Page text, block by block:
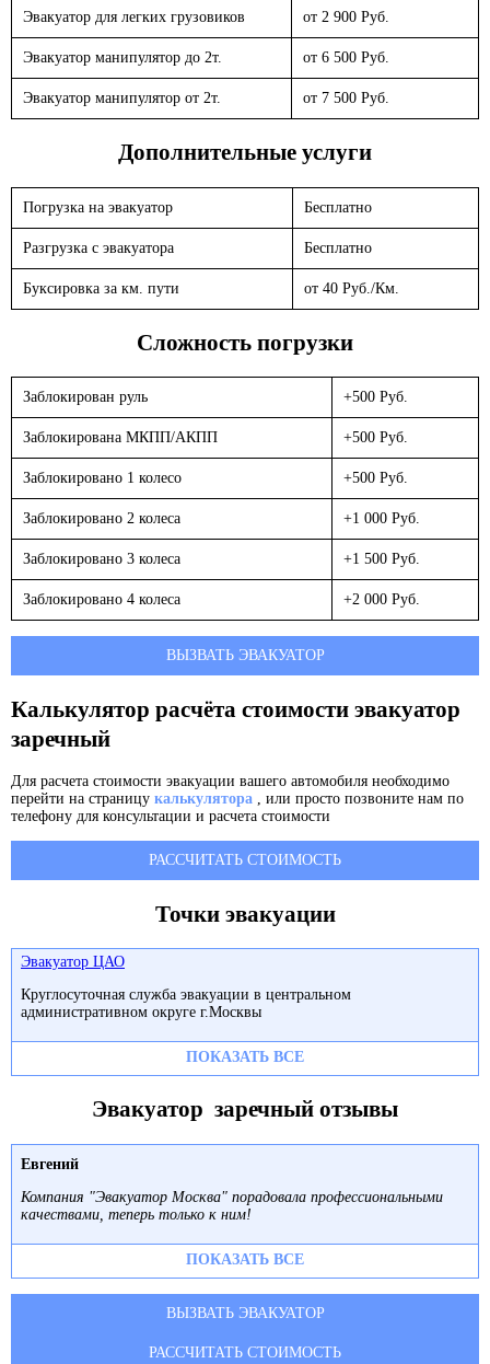
Эвакуатор для легких грузовиков от 2 900 Руб.
Эвакуатор манипулятор до 2т. от 6 500 Руб.
Эвакуатор манипулятор от 2т. от 7 500 Руб.
Дополнительные услуги
Погрузка на эвакуатор Бесплатно
Разгрузка с эвакуатора Бесплатно
Буксировка за км. пути от 40 Руб./Км.
Сложность погрузки
Заблокирован руль +500 Руб.
Заблокирована МКПП/АКПП +500 Руб.
Заблокировано 1 колесо +500 Руб.
Заблокировано 2 колеса +1 000 Руб.
Заблокировано 3 колеса +1 500 Руб.
Заблокировано 4 колеса +2 000 Руб.
ВЫЗВАТЬ ЭВАКУАТОР
Калькулятор расчёта стоимости эвакуатор
заречный
Для расчета стоимости эвакуации вашего автомобиля необходимо
перейти на страницу калькулятора , или просто позвоните нам по
телефону для консультации и расчета стоимости
РАССЧИТАТЬ СТОИМОСТЬ
Точки эвакуации
Эвакуатор ЦАО
Круглосуточная служба эвакуации в центральном
административном округе г.Москвы
ПОКАЗАТЬ ВСЕ
Эвакуатор заречный отзывы
Евгений
Компания "Эвакуатор Москва" порадовала профессиональными
качествами, теперь только к ним!
ПОКАЗАТЬ ВСЕ
ВЫЗВАТЬ ЭВАКУАТОР
РАССЧИТАТЬ СТОИМОСТЬ